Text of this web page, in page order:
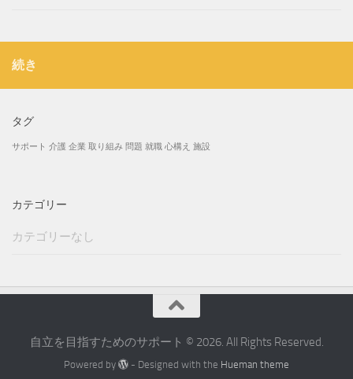
続き
タグ
サポート 介護 企業 取り組み 問題 就職 心構え 施設
カテゴリー
カテゴリーなし
自立を目指すためのサポート © 2026. All Rights Reserved.
Powered by - Designed with the Hueman theme